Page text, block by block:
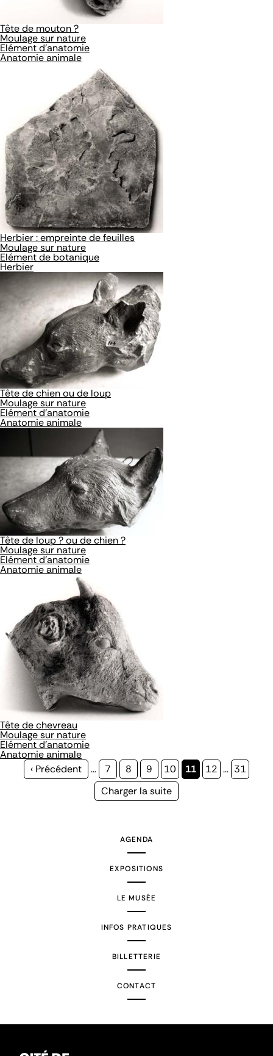
Tête de mouton ?
Moulage sur nature
Elément d'anatomie
Anatomie animale
Herbier : empreinte de feuilles
Moulage sur nature
Elément de botanique
Herbier
Tête de chien ou de loup
Moulage sur nature
Elément d'anatomie
Anatomie animale
Tête de loup ? ou de chien ?
Moulage sur nature
Elément d'anatomie
Anatomie animale
Tête de chevreau
Moulage sur nature
Elément d'anatomie
Anatomie animale
Page
‹ Précédent … Page
7 Page
8 Page
9 Page
10
Page
11 Page
12 … Page
31
Page
Charger la suite
AGENDA
EXPOSITIONS
LE MUSÉE
INFOS PRATIQUES
BILLETTERIE
CONTACT